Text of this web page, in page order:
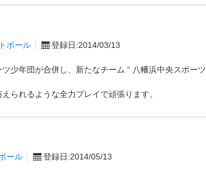
ボール 登録日:2014/03/13
少年団が合併し、新たなチーム “ 八幡浜中央スポーツ
られるような全力プレイで頑張ります。
ール 登録日:2014/05/13